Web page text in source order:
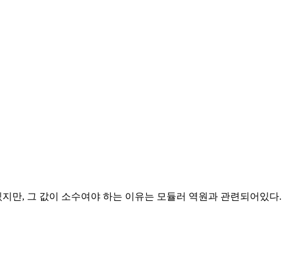
만, 그 값이 소수여야 하는 이유는 모듈러 역원과 관련되어있다.